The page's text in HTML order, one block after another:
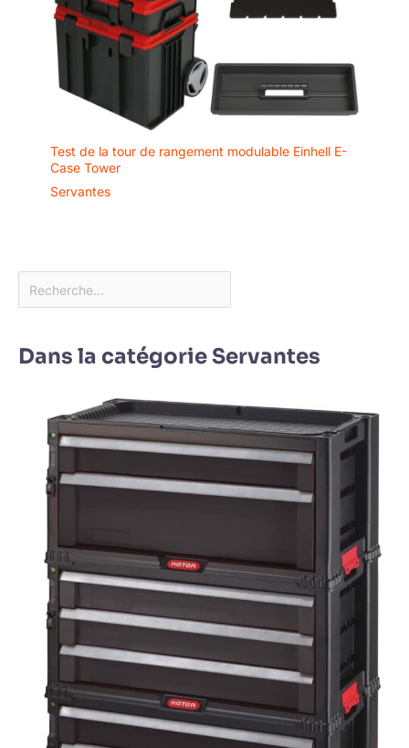
Test de la tour de rangement modulable Einhell E-
Case Tower
Servantes
Dans la catégorie Servantes